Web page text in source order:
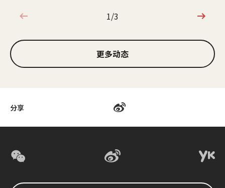
分享
1/3
1/3
更多动态